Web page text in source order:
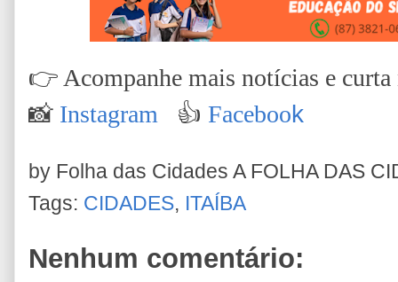
👉 Acompanhe mais notícias e curta
📸 Instagram 👍 Facebook
by Folha das Cidades A FOLHA DAS
Tags: CIDADES, ITAÍBA
Nenhum comentário: